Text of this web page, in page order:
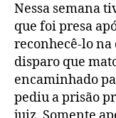
Nessa semana
que foi presa
reconhecê-lo na
disparo que
encaminhado
pediu a prisão